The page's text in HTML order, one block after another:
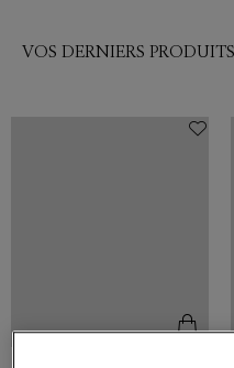
VOS DERNIERS